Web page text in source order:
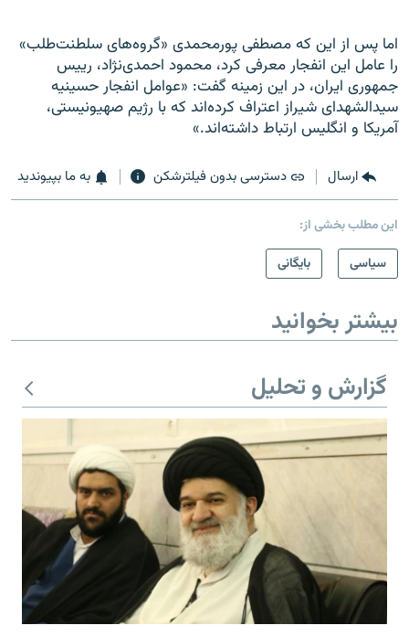
اما پس از این که مصطفی پورمحمدی «گروه‌های سلطنت‌طلب»
را عامل اين انفجار معرفی کرد، محمود احمدی‌نژاد، رييس
جمهوری ايران، در اين زمينه گفت: «عوامل انفجار حسينيه
سيدالشهدای شيراز اعتراف کرده‌اند که با رژيم صهيونيستی،
آمريکا و انگليس ارتباط داشته‌اند.»
ارسال دسترسی بدون فیلترشکن به ما بپیوندید
این مطلب بخشی از:
سیاسی
بایگانی
بیشتر بخوانید
گزارش و تحلیل